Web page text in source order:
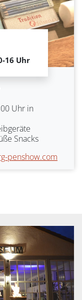
16 Uhr
Uhr in
Snacks
penshow.com